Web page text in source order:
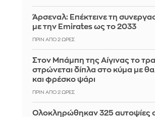
Άρσεναλ: Επέκτεινε τη
με την Emirates ως το 2033
ΠΡΙΝ ΑΠΌ 2 ΏΡΕΣ
Στον Μπάμπη της Αίγινας το
στρώνεται δίπλα στο κύμα με
και φρέσκο ψάρι
ΠΡΙΝ ΑΠΌ 2 ΏΡΕΣ
Ολοκληρώθηκαν 325 αυτοψίες